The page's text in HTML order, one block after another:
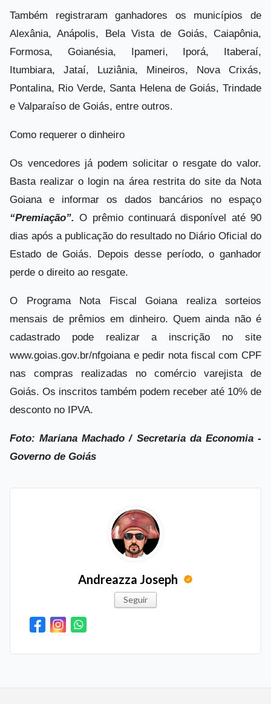
Também registraram ganhadores os municípios de
Alexânia, Anápolis, Bela Vista de Goiás, Caiapônia,
Formosa, Goianésia, Ipameri, Iporá, Itaberaí,
Itumbiara, Jataí, Luziânia, Mineiros, Nova Crixás,
Pontalina, Rio Verde, Santa Helena de Goiás, Trindade
e Valparaíso de Goiás, entre outros.
Como requerer o dinheiro
Os vencedores já podem solicitar o resgate do valor.
Basta realizar o login na área restrita do site da Nota
Goiana e informar os dados bancários no espaço
“Premiação”. O prêmio continuará disponível até 90
dias após a publicação do resultado no Diário Oficial do
Estado de Goiás. Depois desse período, o ganhador
perde o direito ao resgate.
O Programa Nota Fiscal Goiana realiza sorteios
mensais de prêmios em dinheiro. Quem ainda não é
cadastrado pode realizar a inscrição no site
www.goias.gov.br/nfgoiana e pedir nota fiscal com CPF
nas compras realizadas no comércio varejista de
Goiás. Os inscritos também podem receber até 10% de
desconto no IPVA.
Foto: Mariana Machado / Secretaria da Economia -
Governo de Goiás
Andreazza Joseph
Seguir